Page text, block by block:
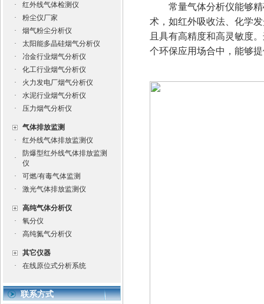
·
红外线气体检测仪
·
粉尘仪厂家
·
烟气粉尘分析仪
·
太阳能多晶硅烟气分析仪
·
冶金行业烟气分析仪
·
化工行业烟气分析仪
·
火力发电厂烟气分析仪
·
水泥行业烟气分析仪
·
压力烟气分析仪
气体排放监测
·
红外线气体排放监测仪
·
防爆型红外线气体排放监测
仪
·
可燃/有毒气体监测
·
激光气体排放监测仪
高纯气体分析仪
·
氧分仪
·
高纯氮气分析仪
其它仪器
·
在线原位式分析系统
联系方式
常量气体分析仪能够精
术，如红外吸收法、化学
且具有高精度和高灵敏度
个环保应用场合中，能够